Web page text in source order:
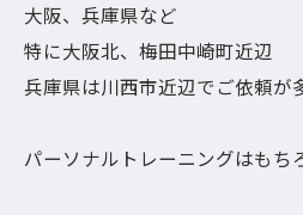
大阪、兵庫県など
特に大阪北、梅田中崎町近辺
兵庫県は川西市近辺でご依頼が
パーソナルトレーニングはもち